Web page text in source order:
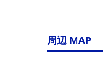
周辺 MAP